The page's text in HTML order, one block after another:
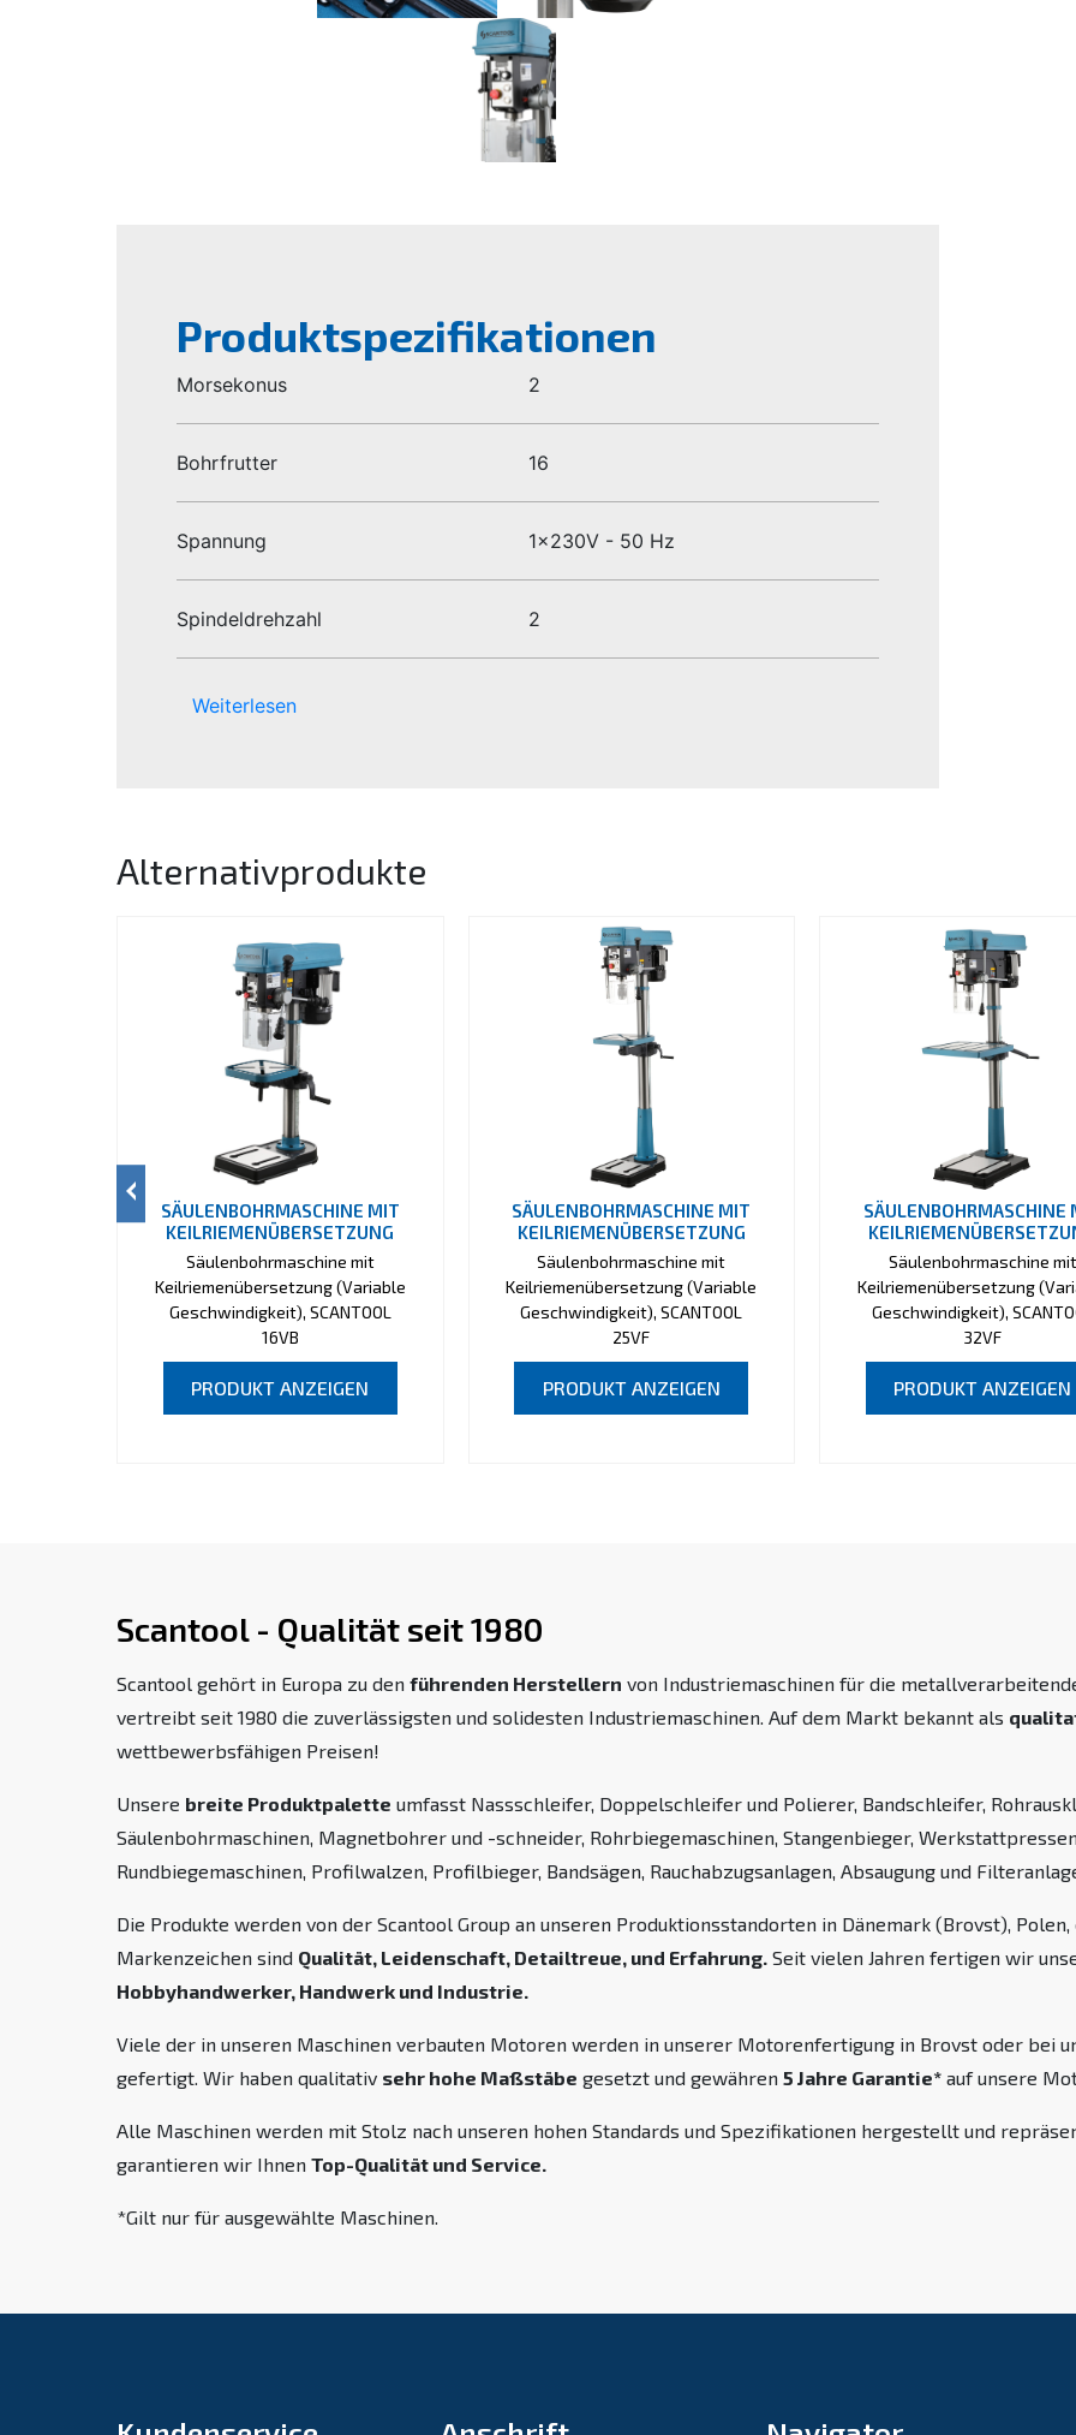
Produktspezifikationen
Morsekonus 2
Bohrfrutter 16
Spannung 1x230V - 50 Hz
Spindeldrehzahl 2
Weiterlesen
Alternativprodukte
SÄULENBOHRMASCHINE MIT
KEILRIEMENÜBERSETZUNG
Säulenbohrmaschine mit
Keilriemenübersetzung (Variable
Geschwindigkeit), SCANTOOL
16VB
PRODUKT ANZEIGEN
SÄULENBOHRMASCHINE MIT
KEILRIEMENÜBERSETZUNG
Säulenbohrmaschine mit
Keilriemenübersetzung (Variable
Geschwindigkeit), SCANTOOL
25VF
PRODUKT ANZEIGEN
SÄULENBOHRMASCHINE
Säulenbohrmaschine mit
Keilriemenübersetzung
Geschwindigkeit),
32VF
PRODUKT ANZEIGEN
Scantool - Qualität seit 1980
Scantool gehört in Europa zu den führenden Herstellern von Industriemaschinen für die
vertreibt seit 1980 die zuverlässigsten und solidesten Industriemaschinen. Auf dem Markt bekannt als
wettbewerbsfähigen Preisen!
Unsere breite Produktpalette umfasst Nassschleifer, Doppelschleifer und Polierer, Bandschleifer,
Säulenbohrmaschinen, Magnetbohrer und -schneider, Rohrbiegemaschinen, Stangenbieger,
Rundbiegemaschinen, Profilwalzen, Profilbieger, Bandsägen, Rauchabzugsanlagen, Absaugung und
Die Produkte werden von der Scantool Group an unseren Produktionsstandorten in Dänemark (Brovst),
Markenzeichen sind Qualität, Leidenschaft, Detailtreue, und Erfahrung. Seit vielen Jahren fertigen wir
Hobbyhandwerker, Handwerk und Industrie.
Viele der in unseren Maschinen verbauten Motoren werden in unserer Motorenfertigung in Brovst oder bei
gefertigt. Wir haben qualitativ sehr hohe Maßstäbe gesetzt und gewähren 5 Jahre Garantie* auf unsere
Alle Maschinen werden mit Stolz nach unseren hohen Standards und Spezifikationen hergestellt und
garantieren wir Ihnen Top-Qualität und Service.
*Gilt nur für ausgewählte Maschinen.